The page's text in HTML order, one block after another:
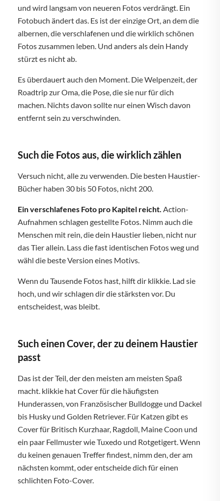
und wird langsam von neueren Fotos verdrängt. Ein
Fotobuch ändert das. Es ist der einzige Ort, an dem die
albernen, die verschlafenen und die wirklich schönen
Fotos zusammen leben. Und anders als dein Handy
stürzt es nicht ab.
Es überdauert auch den Moment. Die Welpenzeit, der
Roadtrip zur Oma, die Pose, die sie nur für dich
machen. Nichts davon sollte nur einen Wisch davon
entfernt sein zu verschwinden.
Such die Fotos aus, die wirklich zählen
Versuch nicht, alle zu verwenden. Die besten Haustier-
Bücher haben 30 bis 50 Fotos, nicht 200.
Ein verschlafenes Foto pro Kapitel reicht. Action-
Aufnahmen schlagen gestellte Fotos. Nimm auch die
Menschen mit rein, die dein Haustier lieben, nicht nur
das Tier allein. Lass die fast identischen Fotos weg und
wähl die beste Version eines Motivs.
Wenn du Tausende Fotos hast, hilft dir klikkie. Lad sie
hoch, und wir schlagen dir die stärksten vor. Du
entscheidest, was bleibt.
Such einen Cover, der zu deinem Haustier
passt
Das ist der Teil, der den meisten am meisten Spaß
macht. klikkie hat Cover für die häufigsten
Hunderassen, von Französischer Bulldogge und Dackel
bis Husky und Golden Retriever. Für Katzen gibt es
Cover für Britisch Kurzhaar, Ragdoll, Maine Coon und
ein paar Fellmuster wie Tuxedo und Rotgetigert. Wenn
du keinen genauen Treffer findest, nimm den, der am
nächsten kommt, oder entscheide dich für einen
schlichten Foto-Cover.